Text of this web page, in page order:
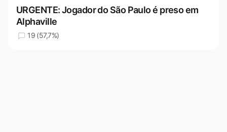
URGENTE: Jogador do São Paulo é preso em
Alphaville
19 (57,7%)